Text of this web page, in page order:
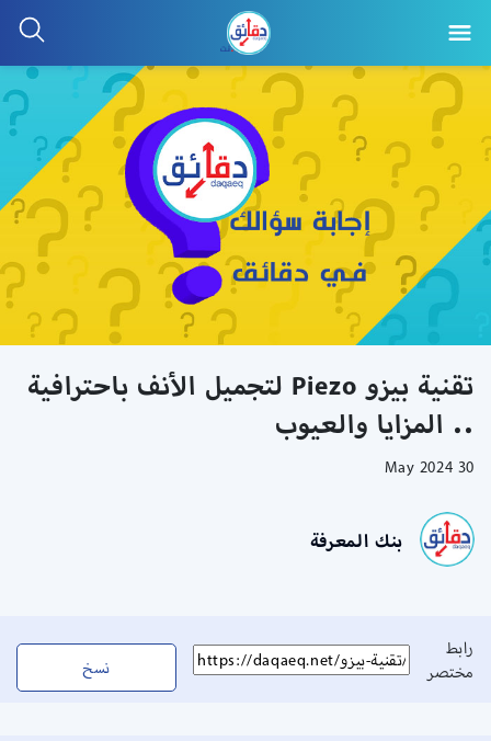
تقنية بيزو Piezo لتجميل الأنف باحترافية
.. المزايا والعيوب
30 May 2024
بنك المعرفة
رابط
مختصر
نسخ